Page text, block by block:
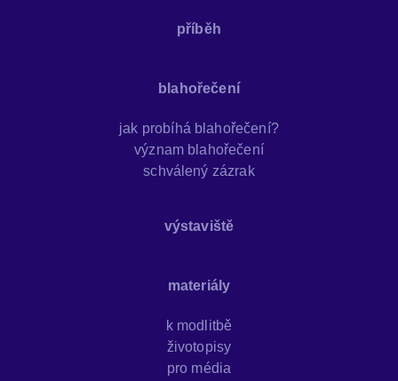
příběh
blahořečení
jak probíhá blahořečení?
význam blahořečení
schválený zázrak
výstaviště
materiály
k modlitbě
životopisy
pro média